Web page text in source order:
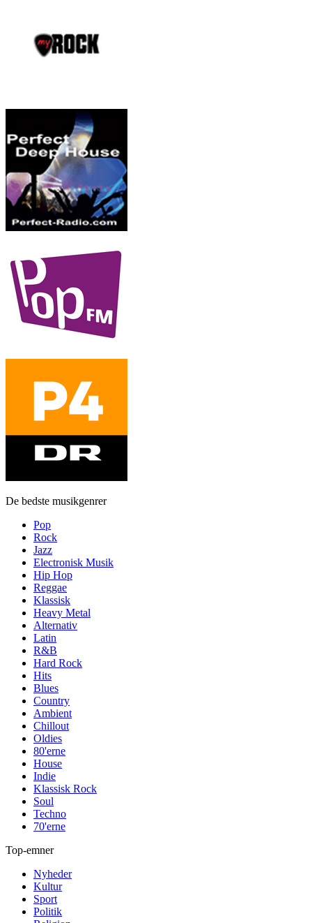
De bedste musikgenrer
Pop
Rock
Jazz
Electronisk Musik
Hip Hop
Reggae
Klassisk
Heavy Metal
Alternativ
Latin
R&B
Hard Rock
Hits
Blues
Country
Ambient
Chillout
Oldies
80'erne
House
Indie
Klassisk Rock
Soul
Techno
70'erne
Top-emner
Nyheder
Kultur
Sport
Politik